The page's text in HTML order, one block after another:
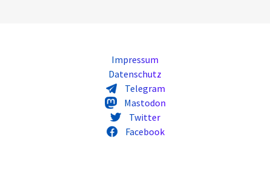
Impressum
Datenschutz
Telegram
Mastodon
Twitter
Facebook